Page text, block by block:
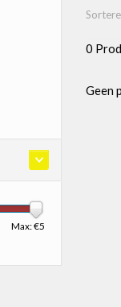
Max: €5
0
Geen